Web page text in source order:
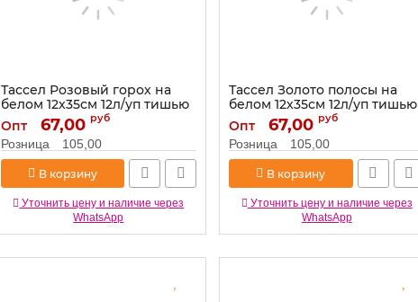
Тассел Розовый горох на
белом 12х35см 12л/уп тишью
521233
521233
Опт 67,00 руб
Розница 105,00
В корзину
Уточнить цену и наличие через
WhatsApp
Тассел Золото полосы на
белом 12х35см 12л/уп тишью
521234
521234
Опт 67,00 руб
Розница 105,00
В корзину
Уточнить цену и наличие через
WhatsApp